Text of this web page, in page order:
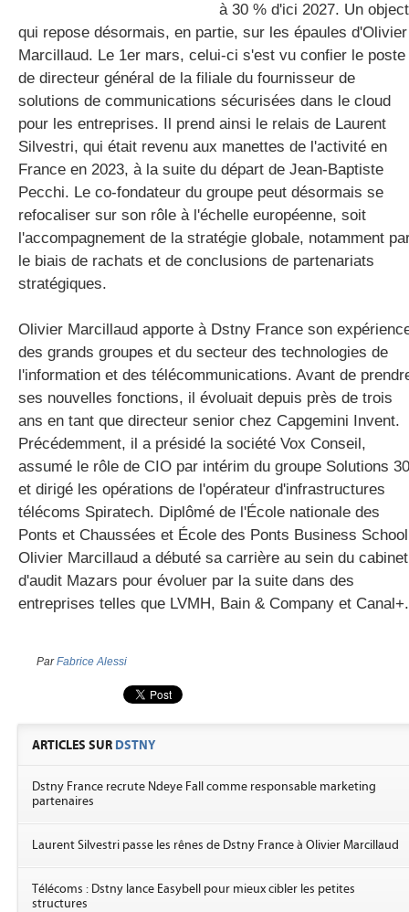
à 30 % d'ici 2027. Un
qui repose désormais, en partie, sur les épaules d'Olivier
Marcillaud. Le 1er mars, celui-ci s'est vu confier le poste
de directeur général de la filiale du fournisseur de
solutions de communications sécurisées dans le cloud
pour les entreprises. Il prend ainsi le relais de Laurent
Silvestri, qui était revenu aux manettes de l'activité en
France en 2023, à la suite du départ de Jean-Baptiste
Pecchi. Le co-fondateur du groupe peut désormais se
refocaliser sur son rôle à l'échelle européenne, soit
l'accompagnement de la stratégie globale, notamment
le biais de rachats et de conclusions de partenariats
stratégiques.
Olivier Marcillaud apporte à Dstny France son
des grands groupes et du secteur des technologies de
l'information et des télécommunications. Avant de
ses nouvelles fonctions, il évoluait depuis près de trois
ans en tant que directeur senior chez Capgemini Invent.
Précédemment, il a présidé la société Vox Conseil,
assumé le rôle de CIO par intérim du groupe Solutions 30
et dirigé les opérations de l'opérateur d'infrastructures
télécoms Spiratech. Diplômé de l'École nationale des
Ponts et Chaussées et École des Ponts Business
Olivier Marcillaud a débuté sa carrière au sein du cabinet
d'audit Mazars pour évoluer par la suite dans des
entreprises telles que LVMH, Bain & Company et Canal+.
ParFabrice Alessi
ARTICLES SUR DSTNY
Dstny France recrute Ndeye Fall comme responsable marketing
partenaires
Laurent Silvestri passe les rênes de Dstny France à Olivier Marcillaud
Télécoms : Dstny lance Easybell pour mieux cibler les petites
structures